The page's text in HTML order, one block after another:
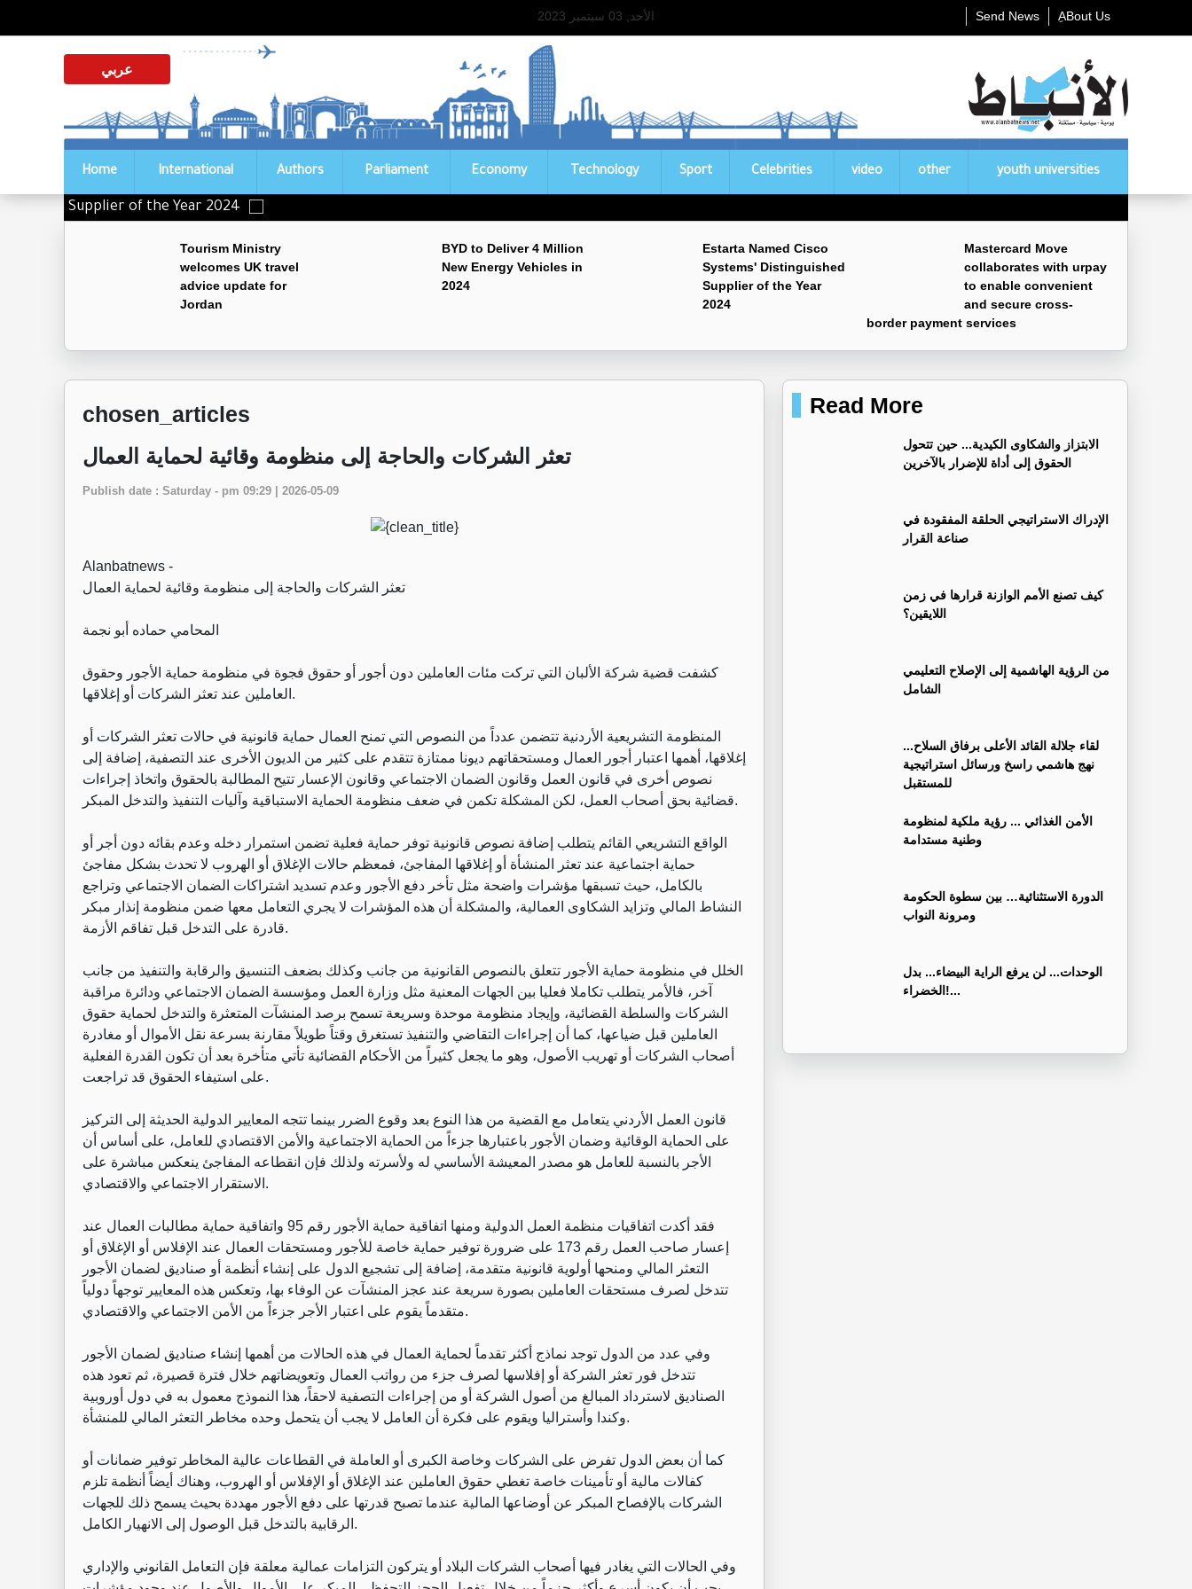
الأحد, 03 سبتمبر 2023 ِABout Us Send News
عربي
Home International Authors Parliament Economy Technology Sport Celebrities video other youth universities
Supplier of the Year 2024
Tourism Ministry
welcomes UK travel
advice update for
Jordan
BYD to Deliver 4 Million
New Energy Vehicles in
2024
Estarta Named Cisco
Systems' Distinguished
Supplier of the Year
2024
Mastercard Move
collaborates with urpay
to enable convenient
and secure cross-
border payment services
chosen_articles
تعثر الشركات والحاجة إلى منظومة وقائية لحماية العمال
Publish date : Saturday - pm 09:29 | 2026-05-09
Alanbatnews -
المحامي حماده أبو نجمة
كشفت قضية شركة الألبان التي تركت مئات العاملين دون أجور أو حقوق فجوة في منظومة حماية الأجور وحقوق
العاملين عند تعثر الشركات أو إغلاقها.
المنظومة التشريعية الأردنية تتضمن عدداً من النصوص التي تمنح العمال حماية قانونية في حالات تعثر الشركات أو
إغلاقها، أهمها اعتبار أجور العمال ومستحقاتهم ديونا ممتازة تتقدم على كثير من الديون الأخرى عند التصفية، إضافة إلى
نصوص أخرى في قانون العمل وقانون الضمان الاجتماعي وقانون الإعسار تتيح المطالبة بالحقوق واتخاذ إجراءات
قضائية بحق أصحاب العمل، لكن المشكلة تكمن في ضعف منظومة الحماية الاستباقية وآليات التنفيذ والتدخل المبكر.
الواقع التشريعي القائم يتطلب إضافة نصوص قانونية توفر حماية فعلية تضمن استمرار دخله وعدم بقائه دون أجر أو
حماية اجتماعية عند تعثر المنشأة أو إغلاقها المفاجئ، فمعظم حالات الإغلاق أو الهروب لا تحدث بشكل مفاجئ
بالكامل، حيث تسبقها مؤشرات واضحة مثل تأخر دفع الأجور وعدم تسديد اشتراكات الضمان الاجتماعي وتراجع
النشاط المالي وتزايد الشكاوى العمالية، والمشكلة أن هذه المؤشرات لا يجري التعامل معها ضمن منظومة إنذار مبكر
قادرة على التدخل قبل تفاقم الأزمة.
الخلل في منظومة حماية الأجور تتعلق بالنصوص القانونية من جانب وكذلك بضعف التنسيق والرقابة والتنفيذ من جانب
آخر، فالأمر يتطلب تكاملا فعليا بين الجهات المعنية مثل وزارة العمل ومؤسسة الضمان الاجتماعي ودائرة مراقبة
الشركات والسلطة القضائية، وإيجاد منظومة موحدة وسريعة تسمح برصد المنشآت المتعثرة والتدخل لحماية حقوق
العاملين قبل ضياعها، كما أن إجراءات التقاضي والتنفيذ تستغرق وقتاً طويلاً مقارنة بسرعة نقل الأموال أو مغادرة
أصحاب الشركات أو تهريب الأصول، وهو ما يجعل كثيراً من الأحكام القضائية تأتي متأخرة بعد أن تكون القدرة الفعلية
على استيفاء الحقوق قد تراجعت.
قانون العمل الأردني يتعامل مع القضية من هذا النوع بعد وقوع الضرر بينما تتجه المعايير الدولية الحديثة إلى التركيز
على الحماية الوقائية وضمان الأجور باعتبارها جزءاً من الحماية الاجتماعية والأمن الاقتصادي للعامل، على أساس أن
الأجر بالنسبة للعامل هو مصدر المعيشة الأساسي له ولأسرته ولذلك فإن انقطاعه المفاجئ ينعكس مباشرة على
الاستقرار الاجتماعي والاقتصادي.
فقد أكدت اتفاقيات منظمة العمل الدولية ومنها اتفاقية حماية الأجور رقم 95 واتفاقية حماية مطالبات العمال عند
إعسار صاحب العمل رقم 173 على ضرورة توفير حماية خاصة للأجور ومستحقات العمال عند الإفلاس أو الإغلاق أو
التعثر المالي ومنحها أولوية قانونية متقدمة، إضافة إلى تشجيع الدول على إنشاء أنظمة أو صناديق لضمان الأجور
تتدخل لصرف مستحقات العاملين بصورة سريعة عند عجز المنشآت عن الوفاء بها، وتعكس هذه المعايير توجهاً دولياً
متقدماً يقوم على اعتبار الأجر جزءاً من الأمن الاجتماعي والاقتصادي.
وفي عدد من الدول توجد نماذج أكثر تقدماً لحماية العمال في هذه الحالات من أهمها إنشاء صناديق لضمان الأجور
تتدخل فور تعثر الشركة أو إفلاسها لصرف جزء من رواتب العمال وتعويضاتهم خلال فترة قصيرة، ثم تعود هذه
الصناديق لاسترداد المبالغ من أصول الشركة أو من إجراءات التصفية لاحقاً، هذا النموذج معمول به في دول أوروبية
وكندا وأستراليا ويقوم على فكرة أن العامل لا يجب أن يتحمل وحده مخاطر التعثر المالي للمنشأة.
كما أن بعض الدول تفرض على الشركات وخاصة الكبرى أو العاملة في القطاعات عالية المخاطر توفير ضمانات أو
كفالات مالية أو تأمينات خاصة تغطي حقوق العاملين عند الإغلاق أو الإفلاس أو الهروب، وهناك أيضاً أنظمة تلزم
الشركات بالإفصاح المبكر عن أوضاعها المالية عندما تصبح قدرتها على دفع الأجور مهددة بحيث يسمح ذلك للجهات
الرقابية بالتدخل قبل الوصول إلى الانهيار الكامل.
وفي الحالات التي يغادر فيها أصحاب الشركات البلاد أو يتركون التزامات عمالية معلقة فإن التعامل القانوني والإداري
Read More
الابتزاز والشكاوى الكيدية... حين تتحول
الحقوق إلى أداة للإضرار بالآخرين
الإدراك الاستراتيجي الحلقة المفقودة في
صناعة القرار
كيف تصنع الأمم الوازنة قرارها في زمن
اللايقين؟
من الرؤية الهاشمية إلى الإصلاح التعليمي
الشامل
لقاء جلالة القائد الأعلى برفاق السلاح...
نهج هاشمي راسخ ورسائل استراتيجية
للمستقبل
الأمن الغذائي ... رؤية ملكية لمنظومة
وطنية مستدامة
الدورة الاستثنائية… بين سطوة الحكومة
ومرونة النواب
الوحدات... لن يرفع الراية البيضاء... بدل
الخضراء!...